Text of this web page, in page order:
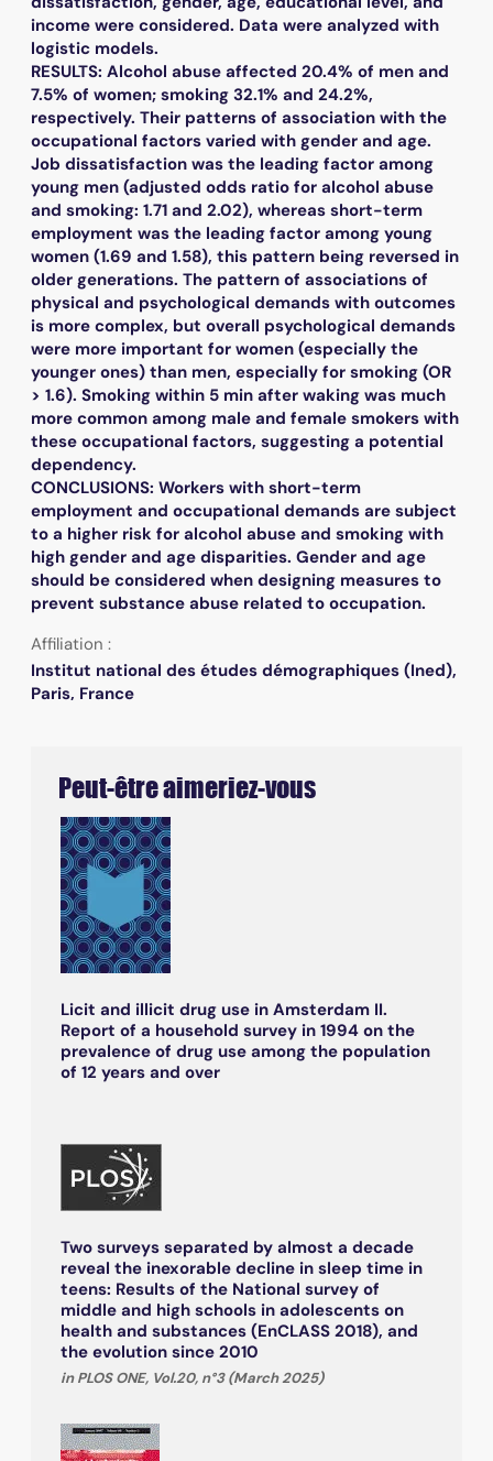
income were considered. Data were analyzed with
logistic models.
RESULTS: Alcohol abuse affected 20.4% of men and
7.5% of women; smoking 32.1% and 24.2%,
respectively. Their patterns of association with the
occupational factors varied with gender and age.
Job dissatisfaction was the leading factor among
young men (adjusted odds ratio for alcohol abuse
and smoking: 1.71 and 2.02), whereas short-term
employment was the leading factor among young
women (1.69 and 1.58), this pattern being reversed in
older generations. The pattern of associations of
physical and psychological demands with outcomes
is more complex, but overall psychological demands
were more important for women (especially the
younger ones) than men, especially for smoking (OR
> 1.6). Smoking within 5 min after waking was much
more common among male and female smokers with
these occupational factors, suggesting a potential
dependency.
CONCLUSIONS: Workers with short-term
employment and occupational demands are subject
to a higher risk for alcohol abuse and smoking with
high gender and age disparities. Gender and age
should be considered when designing measures to
prevent substance abuse related to occupation.
Affiliation :
Institut national des études démographiques (Ined),
Paris, France
Peut-être aimeriez-vous
Licit and illicit drug use in Amsterdam II.
Report of a household survey in 1994 on the
prevalence of drug use among the population
of 12 years and over
Two surveys separated by almost a decade
reveal the inexorable decline in sleep time in
teens: Results of the National survey of
middle and high schools in adolescents on
health and substances (EnCLASS 2018), and
the evolution since 2010
in PLOS ONE, Vol.20, n°3 (March 2025)